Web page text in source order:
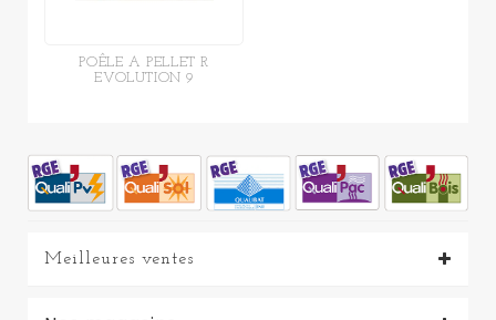
POÊLE A PELLET R
EVOLUTION 9
Meilleures ventes